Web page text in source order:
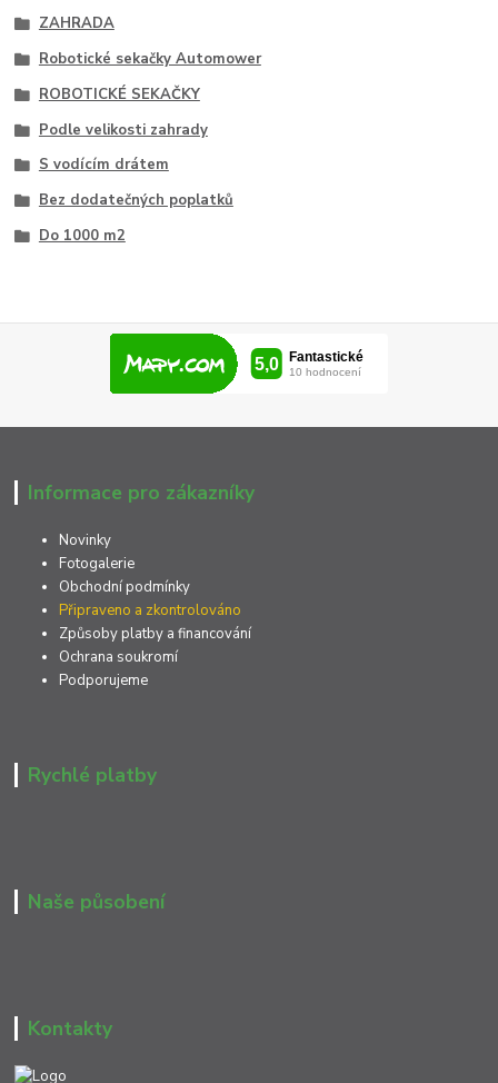
ZAHRADA
Robotické sekačky Automower
ROBOTICKÉ SEKAČKY
Podle velikosti zahrady
S vodícím drátem
Bez dodatečných poplatků
Do 1000 m2
Informace pro zákazníky
Novinky
Fotogalerie
Obchodní podmínky
Připraveno a zkontrolováno
Způsoby platby a financování
Ochrana soukromí
Podporujeme
Rychlé platby
Naše působení
Kontakty